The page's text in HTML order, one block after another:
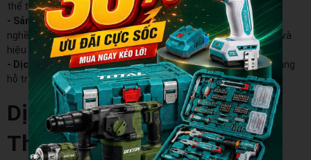
thể thanh toán dễ dàng và tiết kiệm tài chính hơn.
- Sản Phẩm Chất Lượng:Chúng mình cam kết chỉ cung cấp đồ
nghề chính hãng, giúp công việc của anh em thêm chất lượng và
hiệu suất.
- Dịch Vụ Tận Tâm:Đội ngũ tư vấn của chúng mình luôn sẵn sàng
hỗ trợ anh em trong việc chọn lựa sản phẩm phù hợp.
Dịch Vụ Trả Góp Tại Store
Thiết Bị - Chinh Phục Ước